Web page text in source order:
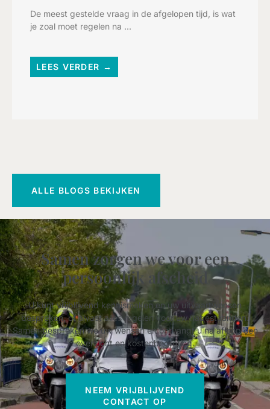
De meest gestelde vraag in de afgelopen tijd, is wat
je zoal moet regelen na ...
LEES VERDER →
ALLE BLOGS BEKIJKEN
Samen zorgen we voor een
persoonlijk afscheid
U kunt vrijblijvend kennismaken en uw uitvaartwensen
bespreken, of alvast alles regelen voor uw nabestaanden.
Samen bespreken we uw wensen en ontvangt u na afloop een
overzicht en kostenbegroting.
NEEM VRIJBLIJVEND
CONTACT OP